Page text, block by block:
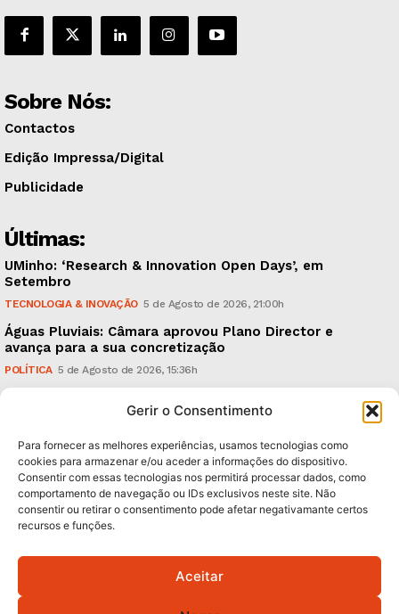
Gerir o Consentimento
Para fornecer as melhores experiências, usamos tecnologias como
cookies para armazenar e/ou aceder a informações do dispositivo.
Consentir com essas tecnologias nos permitirá processar dados, como
comportamento de navegação ou IDs exclusivos neste site. Não
consentir ou retirar o consentimento pode afetar negativamante certos
recursos e funções.
Aceitar
Sobre Nós:
Contactos
Edição Impressa/Digital
Publicidade
Últimas:
UMinho: ‘Research & Innovation Open Days’, em
Setembro
TECNOLOGIA & INOVAÇÃO 5 de Agosto de 2026, 21:00h
Águas Pluviais: Câmara aprovou Plano Director e
avança para a sua concretização
POLÍTICA 5 de Agosto de 2026, 15:36h
Subscreva Newsletter:
QUERO ADERIR